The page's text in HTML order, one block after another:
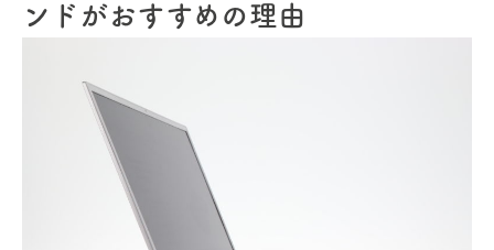
ンドがおすすめの理由